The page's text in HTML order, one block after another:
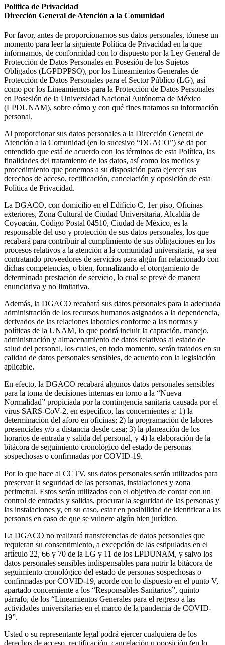
Política de Privacidad
Dirección General de Atención a la Comunidad
Por favor, antes de proporcionarnos sus datos personales, tómese un
momento para leer la siguiente Política de Privacidad en la que
informamos, de conformidad con lo dispuesto por la Ley General de
Protección de Datos Personales en Posesión de los Sujetos
Obligados (LGPDPPSO), por los Lineamientos Generales de
Protección de Datos Personales para el Sector Público (LG), así
como por los Lineamientos para la Protección de Datos Personales
en Posesión de la Universidad Nacional Autónoma de México
(LPDUNAM), sobre cómo y con qué fines tratamos su información
personal.
Al proporcionar sus datos personales a la Dirección General de
Atención a la Comunidad (en lo sucesivo “DGACO”) se da por
entendido que está de acuerdo con los términos de esta Política, las
finalidades del tratamiento de los datos, así como los medios y
procedimiento que ponemos a su disposición para ejercer sus
derechos de acceso, rectificación, cancelación y oposición de esta
Política de Privacidad.
La DGACO, con domicilio en el Edificio C, 1er piso, Oficinas
exteriores, Zona Cultural de Ciudad Universitaria, Alcaldía de
Coyoacán, Código Postal 04510, Ciudad de México, es la
responsable del uso y protección de sus datos personales, los que
recabará para contribuir al cumplimiento de sus obligaciones en los
procesos relativos a la atención a la comunidad universitaria, ya sea
contratando proveedores de servicios para algún fin relacionado con
dichas competencias, o bien, formalizando el otorgamiento de
determinada prestación de servicio, lo cual se prevé de manera
enunciativa y no limitativa.
Además, la DGACO recabará sus datos personales para la adecuada
administración de los recursos humanos asignados a la dependencia,
derivados de las relaciones laborales conforme a las normas y
políticas de la UNAM, lo que podrá incluir la captación, manejo,
administración y almacenamiento de datos relativos al estado de
salud del personal, los cuales, en todo momento, serán tratados en su
calidad de datos personales sensibles, de acuerdo con la legislación
aplicable.
En efecto, la DGACO recabará algunos datos personales sensibles
para la toma de decisiones internas en torno a la “Nueva
Normalidad” propiciada por la contingencia sanitaria causada por el
virus SARS-CoV-2, en específico, las concernientes a: 1) la
determinación del aforo en oficinas; 2) la programación de labores
presenciales y/o a distancia desde casa; 3) la planeación de los
horarios de entrada y salida del personal, y 4) la elaboración de la
bitácora de seguimiento cronológico del estado de personas
sospechosas o confirmadas por COVID-19.
Por lo que hace al CCTV, sus datos personales serán utilizados para
preservar la seguridad de las personas, instalaciones y zona
perimetral. Estos serán utilizados con el objetivo de contar con un
control de entradas y salidas, procurar la seguridad de las personas y
las instalaciones y, en su caso, estar en posibilidad de identificar a las
personas en caso de que se vulnere algún bien jurídico.
La DGACO no realizará transferencias de datos personales que
requieran su consentimiento, a excepción de las estipuladas en el
artículo 22, 66 y 70 de la LG y 11 de los LPDUNAM, y salvo los
datos personales sensibles indispensables para nutrir la bitácora de
seguimiento cronológico del estado de personas sospechosas o
confirmadas por COVID-19, acorde con lo dispuesto en el punto V,
apartado concerniente a los “Responsables Sanitarios”, quinto
párrafo, de los “Lineamientos Generales para el regreso a las
actividades universitarias en el marco de la pandemia de COVID-
19”.
Usted o su representante legal podrá ejercer cualquiera de los